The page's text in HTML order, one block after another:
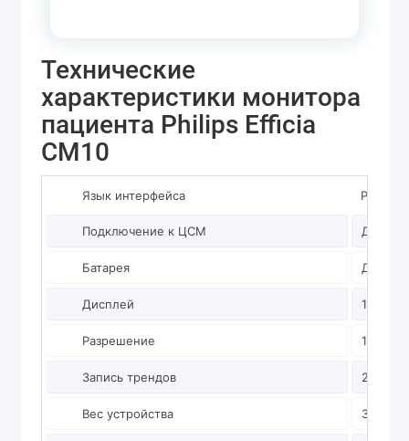
Технические
характеристики монитора
пациента Philips Efficia
CM10
Язык интерфейса Русский
Подключение к ЦСМ Да
Батарея До 1
Дисплей 10
Разрешение 1280 x
Запись трендов 240
Вес устройства 3,3 кг